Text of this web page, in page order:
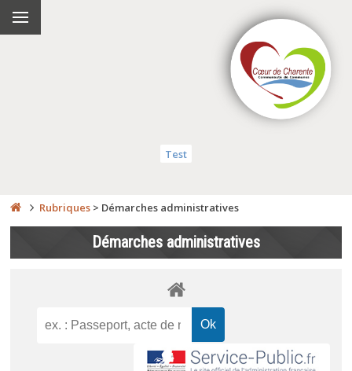
Test
Rubriques > Démarches administratives
Démarches administratives